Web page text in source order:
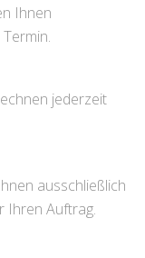
Ihnen
jederzeit
ausschließlich
Ihren Auftrag.